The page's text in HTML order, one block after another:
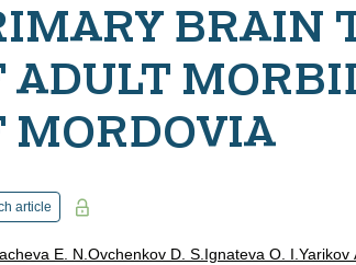
BRAIN
ADULT
MORDOVIA
article
E. N. Ovchenkov D. S. Ignateva O. I. Yarikov